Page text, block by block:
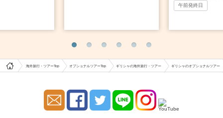
午前発終日
海外旅行・ツアーTop オプショナルツアーTop ギリシャの海外旅行・ツアー ギリシャのオプショナルツアー